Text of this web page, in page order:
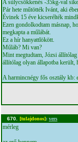
A súlycsökkenés -35kg-val
Pár hete műtötték Ivánt, aki
Évinek 15 éve kicserélték
Ezen gondolkodtam másnap,
megkapta a műlábát.
Ez a hír hanyattlökött.
Műláb? Mi van?
Mint megtudtam, Józsi állítólag
állítólag olyan állapotba került,
A harmincnégy fős osztály kb:
670. [tulajdonos]: vers
mérleg